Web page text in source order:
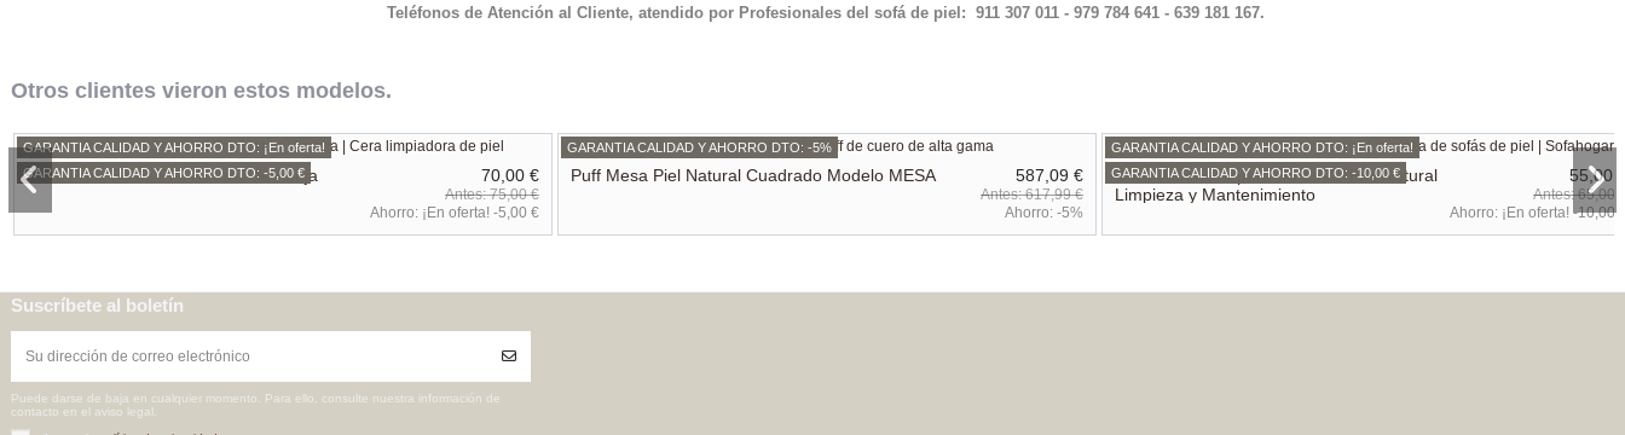
Teléfonos de Atención al Cliente, atendido por Profesionales del sofá de piel: 911 307 011 - 979 784 641 - 639 181 167.
Otros clientes vieron estos modelos.
GARANTIA CALIDAD Y AHORRO DTO: ¡En oferta!
GARANTIA CALIDAD Y AHORRO DTO: -5,00 €
Cera Para Sofás Piel Natural de Abeja 70,00 €
75,00 €
Ahorro: ¡En oferta! -5,00 €
GARANTIA CALIDAD Y AHORRO DTO: -5%
Puff Mesa Piel Natural Cuadrado Modelo MESA 587,09 €
617,99 €
Ahorro: -5%
GARANTIA CALIDAD Y AHORRO DTO: ¡En oferta!
GARANTIA CALIDAD Y AHORRO DTO: -10,00 €
Cera Jabonosa para Sofás de Piel Natural
Limpieza y Mantenimiento
55,00
65,00
Ahorro: ¡En oferta! -10,00
Inglés Oferta 80 Aniversario
Suscríbete al boletín
Puede darse de baja en cualquier momento. Para ello, consulte nuestra información de
contacto en el aviso legal.